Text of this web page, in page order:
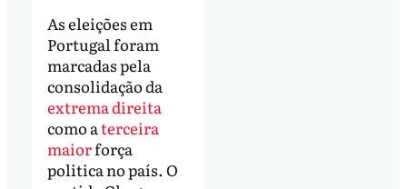
As eleições em
Portugal foram
marcadas pela
consolidação da
extrema direita
como aterceira
maiorforça
politica no país. O